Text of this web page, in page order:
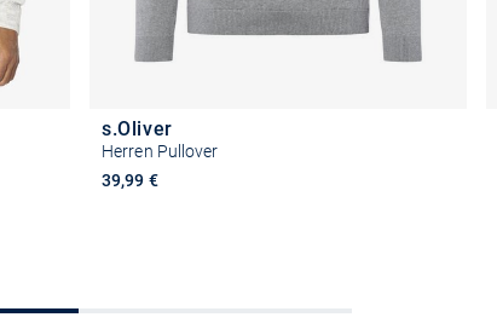
s.Oliver
Herren Pullover
39,99 €